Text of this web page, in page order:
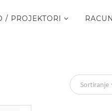
/ PROJEKTORI
Sortiranje